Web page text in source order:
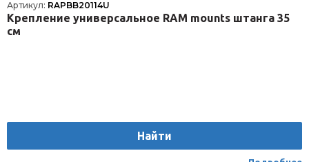
Артикул: RAPBB20114U
Крепление универсальное RAM mounts штанга 35
см
Найти